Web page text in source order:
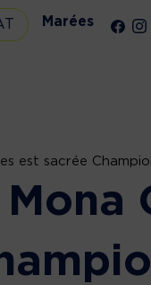
Marées
est sacrée
Mona